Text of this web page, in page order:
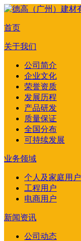
首页
关于我们
公司简介
企业文化
荣誉资质
发展历程
产品研发
质量保证
全国分布
可持续发展
业务领域
个人及家庭用户
工程用户
电商用户
新闻资讯
公司动态